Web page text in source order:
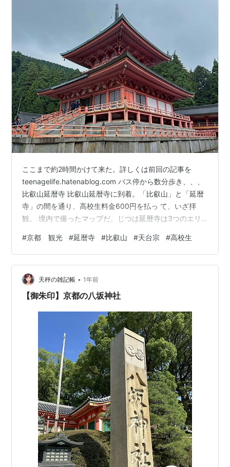
ここまで約2時間かけて来た。詳しくは前回の記事を
teenagelife.hatenablog.com バス停から数分歩き、、、
比叡山延暦寺 比叡山延暦寺に到着。「比叡山」と「延暦
寺」の間を通り、高校生料金600円を払っ て、いざ拝
観。 境内で撮ったマップだ。じつは延暦寺は3つのエリ
「西塔」「横川」も回りたいが、なんせ時間とお金
が、、、 大黒堂 天台宗を伝えた最澄がここで大黒天とい
う福の神と出会ったことから、大黒天信仰 の発祥の地と
されている。 見てわかるようにかなりの人がいた。織田
信長の焼き討ちなどでも有名である延暦 寺。忘れがちだ
#京都 観光 #延暦寺 #比叡山 #天台宗 #高校生
天秤の雑記帳 • 1年前
【御朱印】京都の八坂神社